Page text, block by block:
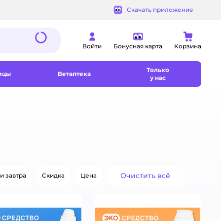
Скачать приложение
Войти Бонусная карта Корзина
Ветаптека
Только
у нас
завтра Скидка Цена Очистить всё